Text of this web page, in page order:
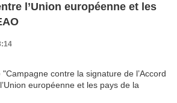
l’Union européenne et les